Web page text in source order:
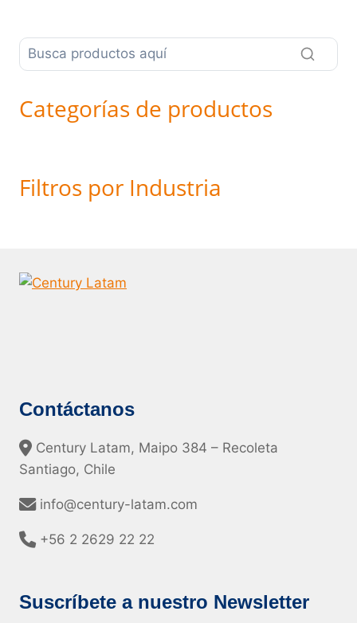
Categorías de productos
Filtros por Industria
Contáctanos
Century Latam, Maipo 384 – Recoleta
Santiago, Chile
info@century-latam.com
+56 2 2629 22 22
Suscríbete a nuestro Newsletter